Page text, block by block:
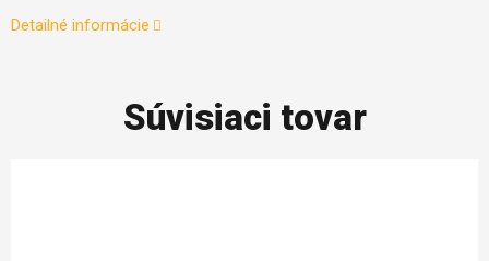
Detailné informácie
Súvisiaci tovar